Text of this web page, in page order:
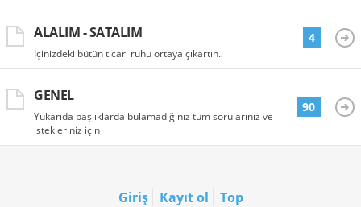
ALALIM - SATALIM
İçinizdeki bütün ticari ruhu ortaya çıkartın..
4
GENEL
Yukarıda başlıklarda bulamadığınız tüm sorularınız ve
istekleriniz için
90
Giriş Kayıt ol Top